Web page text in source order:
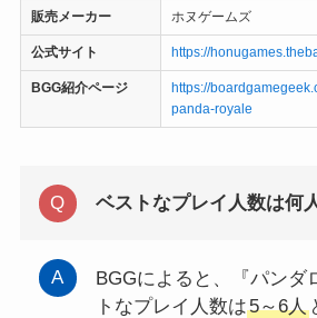
販売メーカー ホヌゲームズ
公式サイト https://
BGG紹介ページ
https://
panda-royale
ベストなプレイ人数は何
BGGによると、『パンダ
トなプレイ人数は5～6人